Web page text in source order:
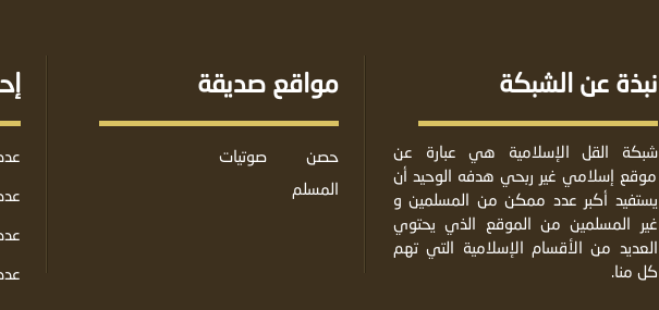
نبذة عن الشبكة
شبكة القل الإسلامية هي عبارة عن
موقع إسلامي غير ربحي هدفه الوحيد أن
يستفيد أكبر عدد ممكن من المسلمين و
غير المسلمين من الموقع الذي يحتوي
العديد من الأقسام الإسلامية التي تهم
كل منا.
مواقع صديقة
حصن
المسلم
صوتيات